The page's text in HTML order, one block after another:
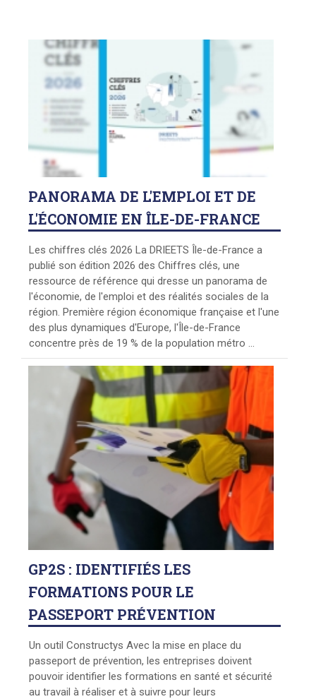
PANORAMA DE L'EMPLOI ET DE
L'ÉCONOMIE EN ÎLE-DE-FRANCE
Les chiffres clés 2026 La DRIEETS Île-de-France a
publié son édition 2026 des Chiffres clés, une
ressource de référence qui dresse un panorama de
l'économie, de l'emploi et des réalités sociales de la
région. Première région économique française et l'une
des plus dynamiques d'Europe, l'Île-de-France
concentre près de 19 % de la population métro ...
GP2S : IDENTIFIÉS LES
FORMATIONS POUR LE
PASSEPORT PRÉVENTION
Un outil Constructys Avec la mise en place du
passeport de prévention, les entreprises doivent
pouvoir identifier les formations en santé et sécurité
au travail à réaliser et à suivre pour leurs